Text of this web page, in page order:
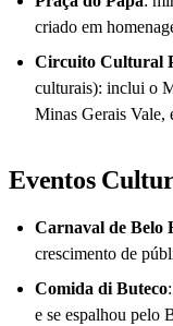
criado em
Circuito Cultural
culturais): inclui o
Minas Gerais Vale,
Eventos
Carnaval de Belo
crescimento de
Comida di Buteco
e se espalhou pelo